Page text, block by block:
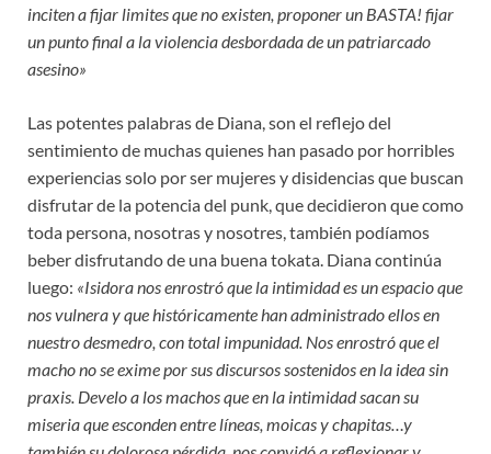
inciten a fijar limites que no existen, proponer un BASTA! fijar
un punto final a la violencia desbordada de un patriarcado
asesino»
Las potentes palabras de Diana, son el reflejo del
sentimiento de muchas quienes han pasado por horribles
experiencias solo por ser mujeres y disidencias que buscan
disfrutar de la potencia del punk, que decidieron que como
toda persona, nosotras y nosotres, también podíamos
beber disfrutando de una buena tokata. Diana continúa
luego: «Isidora nos enrostró que la intimidad es un espacio que
nos vulnera y que históricamente han administrado ellos en
nuestro desmedro, con total impunidad. Nos enrostró que el
macho no se exime por sus discursos sostenidos en la idea sin
praxis. Develo a los machos que en la intimidad sacan su
miseria que esconden entre líneas, moicas y chapitas…y